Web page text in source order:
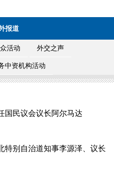
报道
活动 外交之声
中资机构活动
国民议会议长阿尔马达
特别自治道知事李源泽、议长